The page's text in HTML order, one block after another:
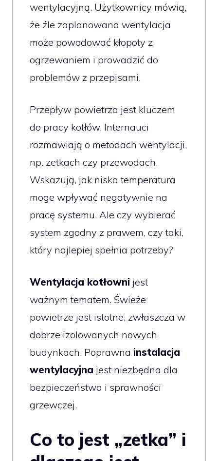
wentylacyjną. Użytkownicy mówią,
że źle zaplanowana wentylacja
może powodować kłopoty z
ogrzewaniem i prowadzić do
problemów z przepisami.
Przepływ powietrza jest kluczem
do pracy kotłów. Internauci
rozmawiają o metodach wentylacji,
np. zetkach czy przewodach.
Wskazują, jak niska temperatura
moge wpływać negatywnie na
pracę systemu. Ale czy wybierać
system zgodny z prawem, czy taki,
który najlepiej spełnia potrzeby?
Wentylacja kotłowni jest
ważnym tematem. Świeże
powietrze jest istotne, zwłaszcza w
dobrze izolowanych nowych
budynkach. Poprawna instalacja
wentylacyjna jest niezbędna dla
bezpieczeństwa i sprawności
grzewczej.
Co to jest „zetka” i